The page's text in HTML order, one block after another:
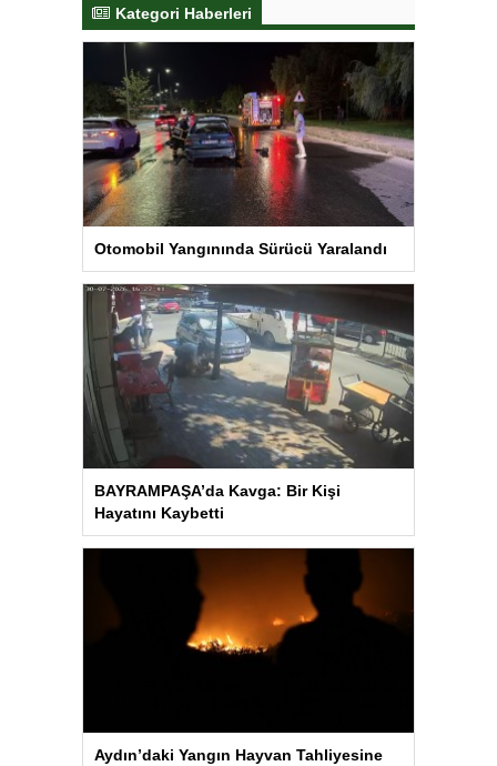
Kategori Haberleri
Otomobil Yangınında Sürücü Yaralandı
BAYRAMPAŞA’da Kavga: Bir Kişi
Hayatını Kaybetti
Aydın’daki Yangın Hayvan Tahliyesine